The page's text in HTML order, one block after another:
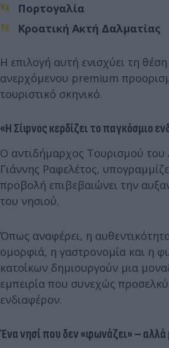
Πορτογαλία
Κροατική Ακτή Δαλματίας
Η επιλογή αυτή ενισχύει τη
ανερχόμενου premium
τουριστικό σκηνικό.
«Η Σίφνος κερδίζει το παγκόσμιο
Ο αντιδήμαρχος Τουρισμού
Γιάννης Ραφελέτος,
προβολή επιβεβαιώνει την
του νησιού.
Όπως αναφέρει, η
ομορφιά, η γαστρονομία και η
κατοίκων δημιουργούν μια
εμπειρία που συνεχώς
ενδιαφέρον.
Ένα νησί που δεν «φωνάζει» – αλλά